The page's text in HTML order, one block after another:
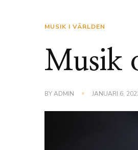
MUSIK I VÄRLDEN
Musik
BYADMIN JANUARI 6,